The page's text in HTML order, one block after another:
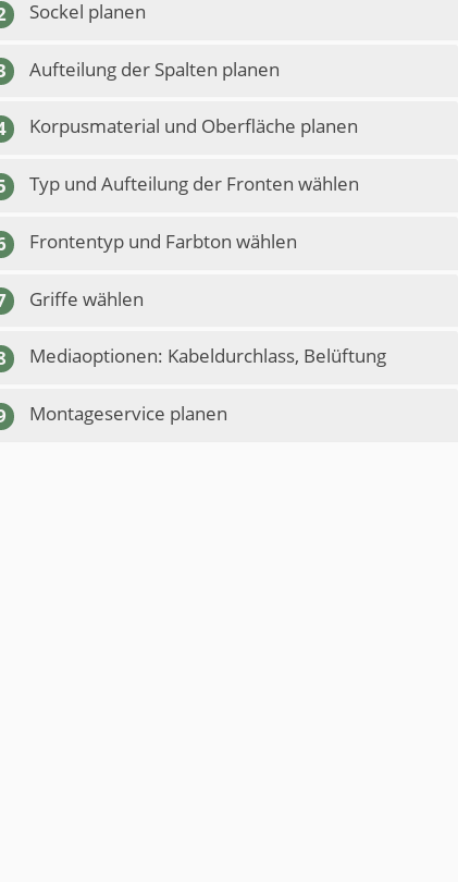
Sockel planen
Aufteilung der Spalten planen
Korpusmaterial und Oberfläche planen
Typ und Aufteilung der Fronten wählen
Frontentyp und Farbton wählen
Griffe wählen
Mediaoptionen: Kabeldurchlass, Belüftung
Montageservice planen